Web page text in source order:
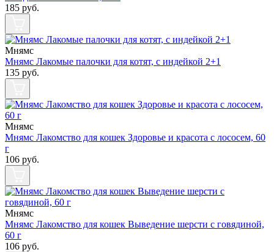
185 руб.
Мнямс
Мнямс Лакомые палочки для котят, с индейкой 2+1
135 руб.
Мнямс
Мнямс Лакомство для кошек Здоровье и красота с лососем, 60
г
106 руб.
Мнямс
Мнямс Лакомство для кошек Выведение шерсти с говядиной,
60 г
106 руб.